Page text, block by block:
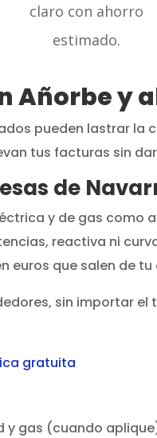
claro con ahorro
estimado.
Añorbe y
pueden lastrar la
tus facturas sin
de
y de gas como
reactiva ni
euros que salen de
sin importar
y gas (cuando